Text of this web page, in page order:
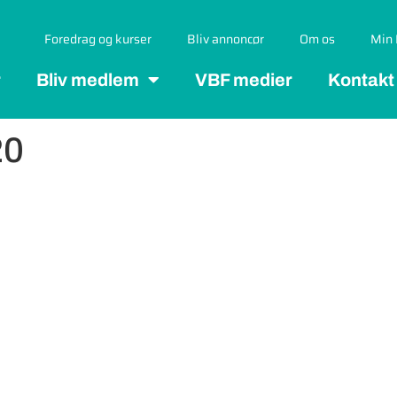
Foredrag og kurser Bliv annoncør Om os Min
Bliv medlem VBF medier Kontakt